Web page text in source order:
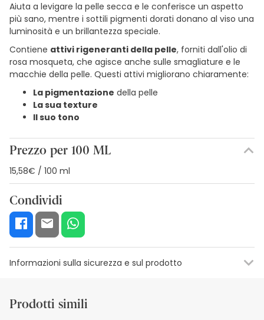
Aiuta a levigare la pelle secca e le conferisce un aspetto
più sano, mentre i sottili pigmenti dorati donano al viso una
luminosità e un brillantezza speciale.
Contiene attivi rigeneranti della pelle, forniti dall'olio di
rosa mosqueta, che agisce anche sulle smagliature e le
macchie della pelle. Questi attivi migliorano chiaramente:
La pigmentazione della pelle
La sua texture
Il suo tono
Prezzo per 100 ML
15,58€ / 100 ml
Condividi
Informazioni sulla sicurezza e sul prodotto
Risorse per la sicurezza visiva
Prodotti simili